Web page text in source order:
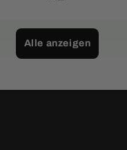
Alle anzeigen